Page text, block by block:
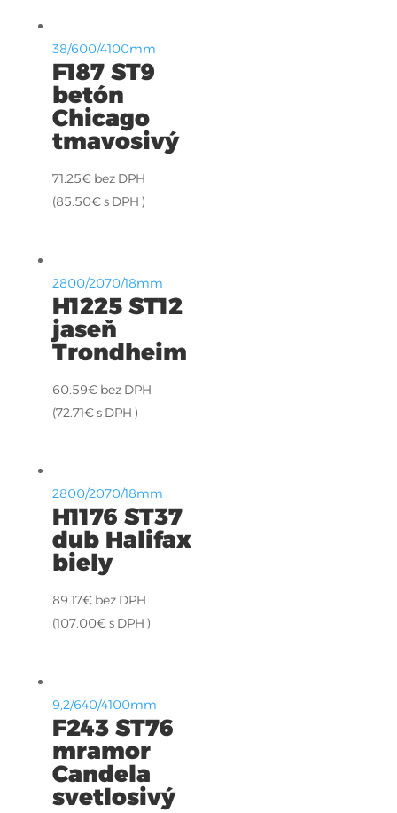
38/600/4100mm
F187 ST9
betón
Chicago
tmavosivý
71.25€ bez DPH
(85.50€s DPH )
2800/2070/18mm
H1225 ST12
jaseň
Trondheim
60.59€ bez DPH
(72.71€s DPH )
2800/2070/18mm
H1176 ST37
dub Halifax
biely
89.17€ bez DPH
(107.00€s DPH )
9,2/640/4100mm
F243 ST76
mramor
Candela
svetlosivý